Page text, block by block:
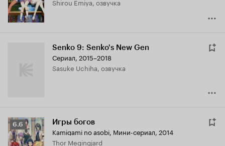
Shirou Emiya, озвучка
Senko 9: Senko's New Gen
Сериал, 2015–2018
Sasuke Uchiha, озвучка
Рейтинг
Кинопоиска
6.6
6.6 Игры богов
Kamigami no asobi, Мини-сериал, 2014
Thor Megingjard